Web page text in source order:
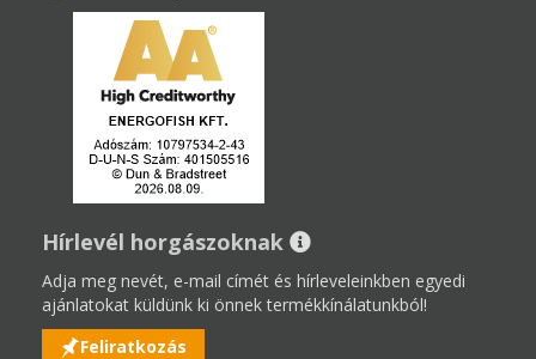
Hírlevél horgászoknak
Adja meg nevét, e-mail címét és hírleveleinkben egyedi
ajánlatokat küldünk ki önnek termékkínálatunkból!
Feliratkozás